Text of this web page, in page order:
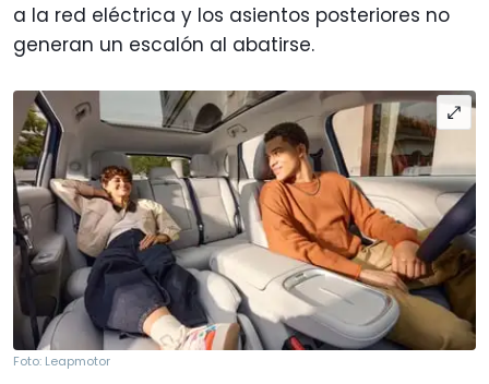
a la red eléctrica y los asientos posteriores no
generan un escalón al abatirse.
Foto: Leapmotor